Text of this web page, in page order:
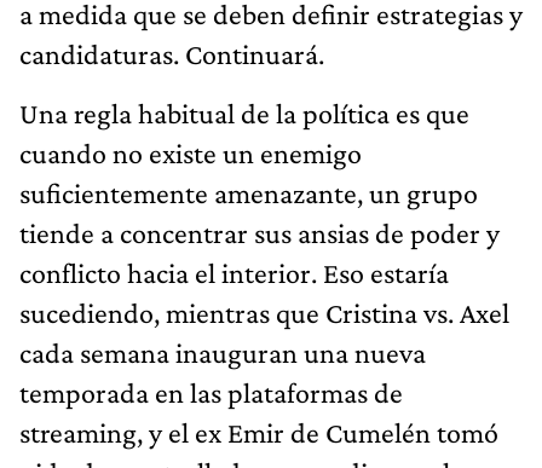
a medida que se deben definir estrategias y
candidaturas. Continuará.
Una regla habitual de la política es que
cuando no existe un enemigo
suficientemente amenazante, un grupo
tiende a concentrar sus ansias de poder y
conflicto hacia el interior. Eso estaría
sucediendo, mientras que Cristina vs. Axel
cada semana inauguran una nueva
temporada en las plataformas de
streaming, y el ex Emir de Cumelén tomó